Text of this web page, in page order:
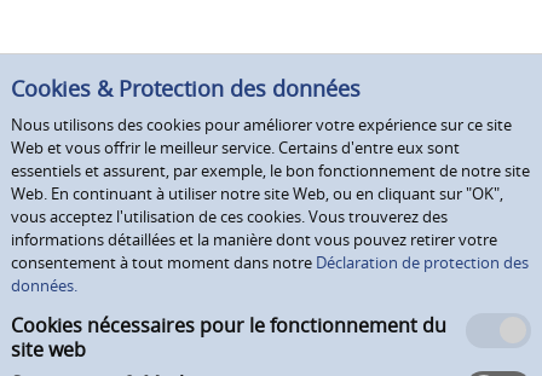
Cookies & Protection des données
Nous utilisons des cookies pour améliorer votre expérience sur ce site
Web et vous offrir le meilleur service. Certains d'entre eux sont
essentiels et assurent, par exemple, le bon fonctionnement de notre site
Web. En continuant à utiliser notre site Web, ou en cliquant sur "OK",
vous acceptez l'utilisation de ces cookies. Vous trouverez des
informations détaillées et la manière dont vous pouvez retirer votre
consentement à tout moment dans notre Déclaration de protection des
données.
Cookies nécessaires pour le fonctionnement du
site web